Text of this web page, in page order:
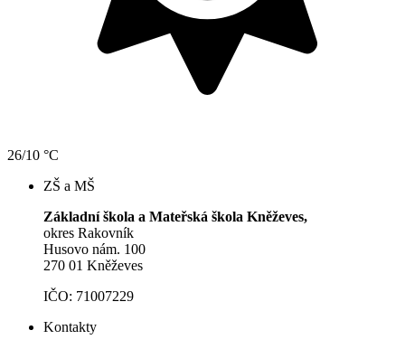
26/10 °C
ZŠ a MŠ
Základní škola a Mateřská škola Kněževes,
okres Rakovník
Husovo nám. 100
270 01 Kněževes
IČO: 71007229
Kontakty